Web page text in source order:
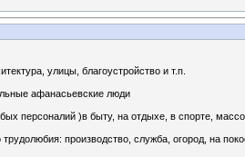
улицы, благоустройство и т.п.
афанасьевские люди
персоналий )в быту, на отдыхе, в спорте,
производство, служба, огород, на